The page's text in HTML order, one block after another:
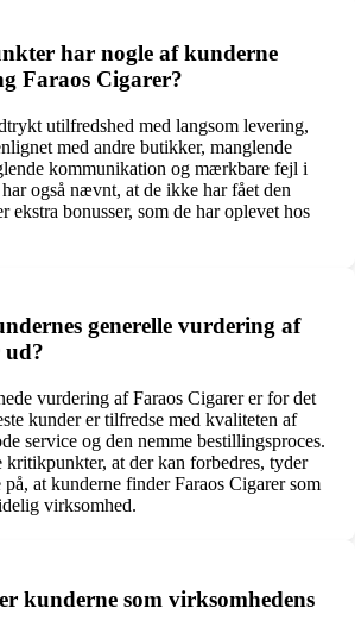
har nogle af kunderne
Faraos Cigarer?
utilfredshed med langsom levering,
med andre butikker, manglende
kommunikation og mærkbare fejl i
også nævnt, at de ikke har fået den
ekstra bonusser, som de har oplevet hos
generelle vurdering af
ud?
vurdering af Faraos Cigarer er for det
kunder er tilfredse med kvaliteten af
service og den nemme bestillingsproces.
kritikpunkter, at der kan forbedres, tyder
at kunderne finder Faraos Cigarer som
virksomhed.
kunderne som virksomhedens